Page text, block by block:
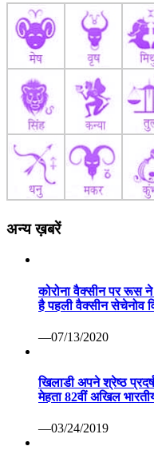
अन्य ख़बरें
कोरोना वैक्सीन पर रूस
है पहली वैक्सीन सेचेनोव
—07/13/2020
खिलाडी अपने श्रेष्ठ
मेहता 82वीं अखिल
—03/24/2019